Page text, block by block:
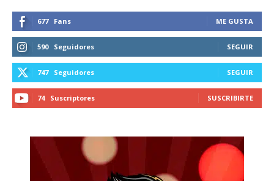
SUBSCRIBIRSE
677 Fans ME GUSTA
590 Seguidores SEGUIR
747 Seguidores SEGUIR
74 Suscriptores SUSCRIBIRTE